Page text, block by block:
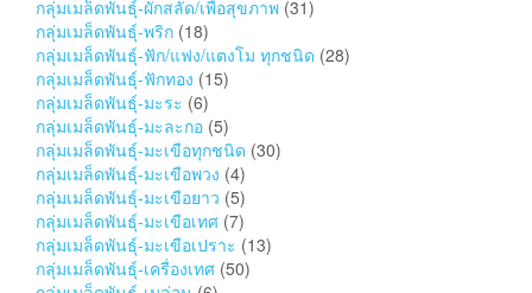
กลุ่มเมล็ดพันธุ์-ผักสลัด/เพื่อสุขภาพ (31)
กลุ่มเมล็ดพันธุ์-พริก (18)
กลุ่มเมล็ดพันธุ์-ฟัก/แฟง/แตงโม ทุกชนิด (28)
กลุ่มเมล็ดพันธุ์-ฟักทอง (15)
กลุ่มเมล็ดพันธุ์-มะระ (6)
กลุ่มเมล็ดพันธุ์-มะละกอ (5)
กลุ่มเมล็ดพันธุ์-มะเขือทุกชนิด (30)
กลุ่มเมล็ดพันธุ์-มะเขือพวง (4)
กลุ่มเมล็ดพันธุ์-มะเขือยาว (5)
กลุ่มเมล็ดพันธุ์-มะเขือเทศ (7)
กลุ่มเมล็ดพันธุ์-มะเขือเปราะ (13)
กลุ่มเมล็ดพันธุ์-เครื่องเทศ (50)